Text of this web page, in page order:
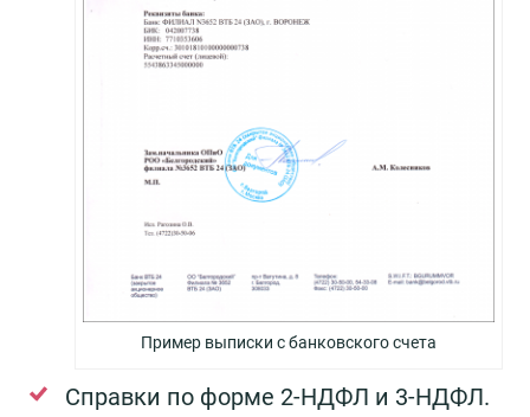
Пример выписки с банковского счета
Справки по форме 2-НДФЛ и 3-НДФЛ.